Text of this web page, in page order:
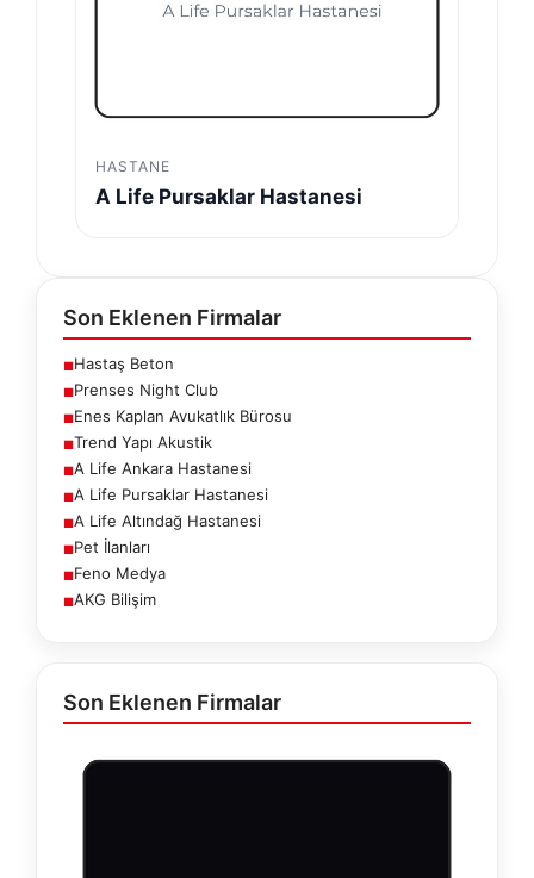
HASTANE
A Life Pursaklar Hastanesi
Son Eklenen Firmalar
■Hastaş Beton
■Prenses Night Club
■Enes Kaplan Avukatlık Bürosu
■Trend Yapı Akustik
■A Life Ankara Hastanesi
■A Life Pursaklar Hastanesi
■A Life Altındağ Hastanesi
■Pet İlanları
■Feno Medya
■AKG Bilişim
Son Eklenen Firmalar